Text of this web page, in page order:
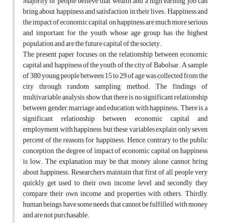
bring about happiness and satisfaction in their lives. Happiness and
the impact of economic capital on happiness are much more serious
and important for the youth whose age group has the highest
population and are the future capital of the society.
The present paper focuses on the relationship between economic
capital and happiness of the youth of the city of Babolsar. A sample
of 380 young people between 15 to 29 of age was collected from the
city through random sampling method. The findings of
multivariable analysis show that there is no significant relationship
between gender, marriage and education with happiness. There is a
significant relationship between economic capital and
employment with happiness, but these variables explain only seven
percent of the reasons for happiness. Hence, contrary to the public
conception, the degree of impact of economic capital on happiness
is low. The explanation may be that money alone cannot bring
about happiness. Researchers maintain that first of all people very
quickly get used to their own income level and secondly they
compare their own income and properties with others. Thirdly,
human beings have some needs that cannot be fulfilled with money
and are not purchasable.